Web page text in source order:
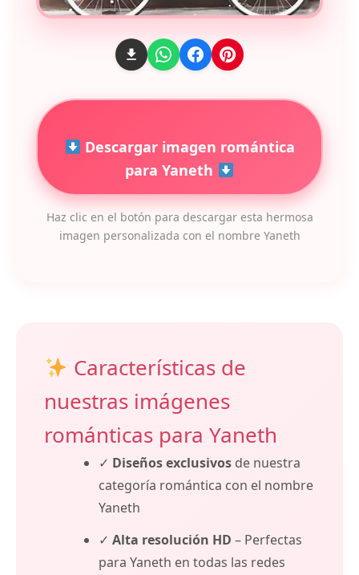
Descargar imagen romántica
para Yaneth
Haz clic en el botón para descargar esta hermosa
imagen personalizada con el nombre Yaneth
Características de
nuestras imágenes
románticas para Yaneth
✓ Diseños exclusivos de nuestra
categoría romántica con el nombre
Yaneth
✓ Alta resolución HD – Perfectas
para Yaneth en todas las redes